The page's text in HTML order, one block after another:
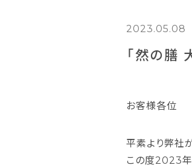
2023.05.08
「然の膳
お客様各位
平素より弊社
この度2023年